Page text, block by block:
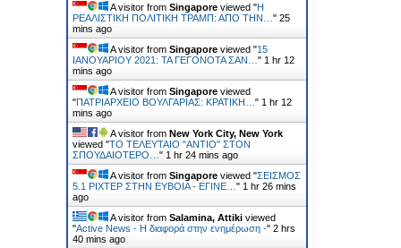
A visitor from Singapore viewed "Η
ΡΕΑΛΙΣΤΙΚΗ ΠΟΛΙΤΙΚΗ ΤΡΑΜΠ: ΑΠΟ ΤΗΝ… " 25
mins ago
A visitor from Singapore viewed "15
ΙΑΝΟΥΑΡΙΟΥ 2021: ΤΑ ΓΕΓΟΝΟΤΑ ΣΑΝ… " 1 hr 12
mins ago
A visitor from Singapore viewed
"ΠΑΤΡΙΑΡΧΕΙΟ ΒΟΥΛΓΑΡΙΑΣ: ΚΡΑΤΙΚΗ… " 1 hr 12
mins ago
A visitor from New York City, New York
viewed "ΤΟ ΤΕΛΕΥΤΑΙΟ "ΑΝΤΙΟ" ΣΤΟΝ
ΣΠΟΥΔΑΙΟΤΕΡΟ… " 1 hr 24 mins ago
A visitor from Singapore viewed "ΣΕΙΣΜΟΣ
5.1 ΡΙΧΤΕΡ ΣΤΗΝ ΕΥΒΟΙΑ - ΕΓΙΝΕ… " 1 hr 26 mins
ago
A visitor from Salamina, Attiki viewed
"Active News - Η διαφορά στην ενημέρωση -" 2 hrs
40 mins ago